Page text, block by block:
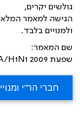
גולשים יקרים,
הגישה למאמר המלא
ולמנויים בלבד.
שם המאמר:
שפעת A/H1N1 2009: העולם בבלימה